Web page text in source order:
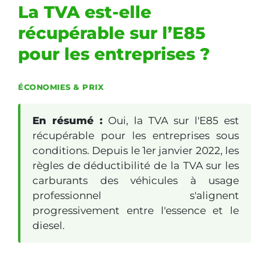
La TVA est-elle
récupérable sur l’E85
pour les entreprises ?
ÉCONOMIES & PRIX
En résumé : Oui, la TVA sur l'E85 est
récupérable pour les entreprises sous
conditions. Depuis le 1er janvier 2022, les
règles de déductibilité de la TVA sur les
carburants des véhicules à usage
professionnel s'alignent
progressivement entre l'essence et le
diesel.